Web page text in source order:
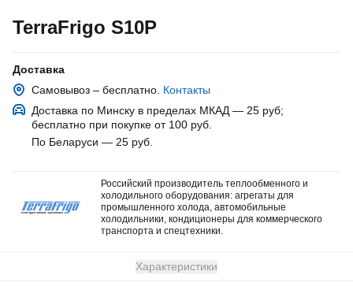
TerraFrigo S10P
Доставка
Самовывоз – бесплатно. Контакты
Доставка по Минску в пределах МКАД — 25 руб;
бесплатно при покупке от 100 руб.
По Беларуси — 25 руб
Российский производитель теплообменного и
холодильного оборудования: агрегаты для
промышленного холода, автомобильные
холодильники, кондиционеры для коммерческого
транспорта и спецтехники.
Характеристики